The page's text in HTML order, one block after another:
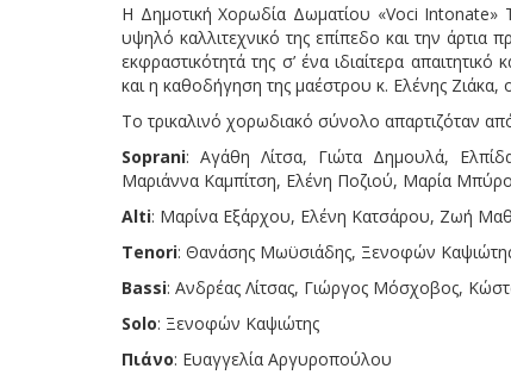
Η Δημοτική Χορωδία Δωματίου «Voci Intonate»
υψηλό καλλιτεχνικό της επίπεδο και την άρτια
εκφραστικότητά της σ’ ένα ιδιαίτερα
και η καθοδήγηση της μαέστρου κ. Ελένης
Το τρικαλινό χορωδιακό σύνολο απαρτιζόταν
Soprani: Αγάθη Λίτσα, Γιώτα Δημουλά,
Μαριάννα Καμπίτση, Ελένη Ποζιού, Μαρία
Alti: Μαρίνα Εξάρχου, Ελένη Κατσάρου, Ζωή
Tenori: Θανάσης Μωϋσιάδης, Ξενοφών
Bassi: Ανδρέας Λίτσας, Γιώργος Μόσχοβος,
Solo: Ξενοφών Καψιώτης
Πιάνο: Ευαγγελία Αργυροπούλου